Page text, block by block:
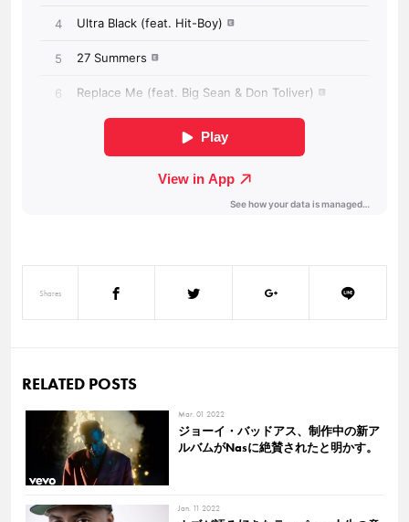
Shares
RELATED POSTS
Mar. 01 2022
ジョーイ・バッドアス、制作中の新ア
ルバムがNasに絶賛されたと明かす。
Jan. 11 2022